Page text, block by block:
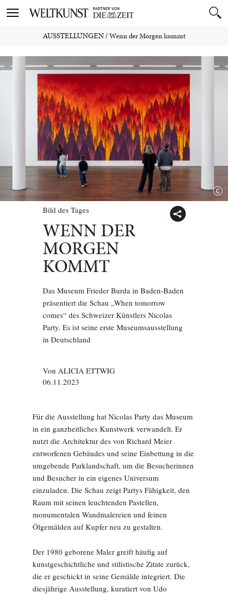
Toggle
AUSSTELLUNGEN/Wenn der Morgen kommt
Bild des Tages
WENN DER
MORGEN
KOMMT
Das Museum Frieder Burda in Baden-Baden
präsentiert die Schau „When tomorrow
comes“ des Schweizer Künstlers Nicolas
Party. Es ist seine erste Museumsausstellung
in Deutschland
Von ALICIA ETTWIG
06.11.2023
Für die Ausstellung hat Nicolas Party das Museum
in ein ganzheitliches Kunstwerk verwandelt. Er
nutzt die Architektur des von Richard Meier
entworfenen Gebäudes und seine Einbettung in die
umgebende Parklandschaft, um die Besucherinnen
und Besucher in ein eigenes Universum
einzuladen. Die Schau zeigt Partys Fähigkeit, den
Raum mit seinen leuchtenden Pastellen,
monumentalen Wandmalereien und feinen
Ölgemälden auf Kupfer neu zu gestalten.
Der 1980 geborene Maler greift häufig auf
kunstgeschichtliche und stilistische Zitate zurück,
die er geschickt in seine Gemälde integriert. Die
diesjährige Ausstellung, kuratiert von Udo